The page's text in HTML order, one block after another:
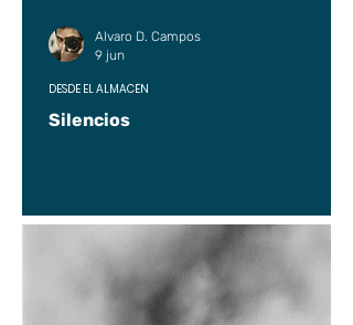
Silencios
DESDE EL ALMACÉN
Alvaro D. Campos
9 jun